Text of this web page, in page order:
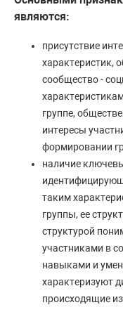
являются:
присутствие
характеристик,
сообщество -
группе,
интересы
формировании
наличие
таким
группы, ее
структурой
участниками в
навыками и
характеризуют
происходящие